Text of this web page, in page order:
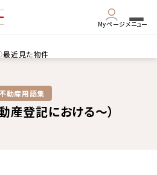
Myページメニュー
最近見た物件
動産用語集​
産登記における～）